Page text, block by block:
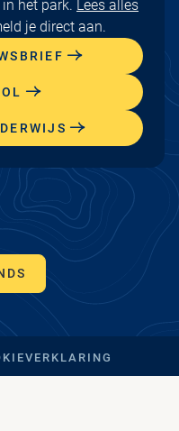
het park. Lees alles
je direct aan.